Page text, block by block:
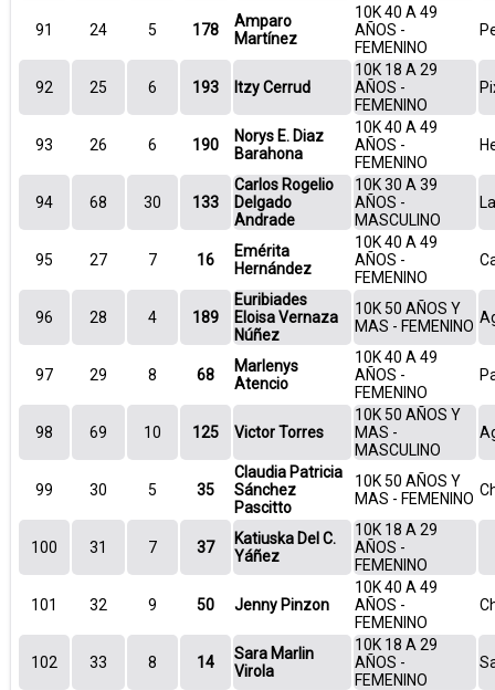
91 24 5 178
Amparo
Martínez
10K 40 A 49
AÑOS -
FEMENINO
92 25 6 193 Itzy Cerrud
10K 18 A 29
AÑOS -
FEMENINO
93 26 6 190
Norys E. Diaz
Barahona
10K 40 A 49
AÑOS -
FEMENINO
94 68 30 133
Carlos Rogelio
Delgado
Andrade
10K 30 A 39
AÑOS -
MASCULINO
95 27 7 16
Emérita
Hernández
10K 40 A 49
AÑOS -
FEMENINO
96 28 4 189
Euribiades
Eloisa Vernaza
Núñez
10K 50 AÑOS Y
MAS - FEMENINO
97 29 8 68
Marlenys
Atencio
10K 40 A 49
AÑOS -
FEMENINO
98 69 10 125 Victor Torres
10K 50 AÑOS Y
MAS -
MASCULINO
99 30 5 35
Claudia Patricia
Sánchez
Pascitto
10K 50 AÑOS Y
MAS - FEMENINO
100 31 7 37
Katiuska Del C.
Yáñez
10K 18 A 29
AÑOS -
FEMENINO
101 32 9 50 Jenny Pinzon
10K 40 A 49
AÑOS -
FEMENINO
102 33 8 14
Sara Marlin
Virola
10K 18 A 29
AÑOS -
FEMENINO